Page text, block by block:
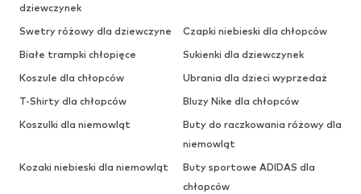
dziewczynek
Swetry różowy dla dziewczyne
Czapki niebieski dla chłopców
Białe trampki chłopięce
Sukienki dla dziewczynek
Koszule dla chłopców
Ubrania dla dzieci wyprzedaż
T-Shirty dla chłopców
Bluzy Nike dla chłopców
Koszulki dla niemowląt
Buty do raczkowania różowy dla
niemowląt
Kozaki niebieski dla niemowląt
Buty sportowe ADIDAS dla
chłopców